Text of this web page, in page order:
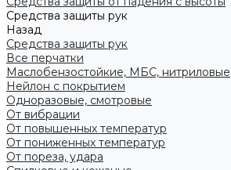
Средства защиты рук
Назад
Средства защиты рук
Все перчатки
Маслобензостойкие, МБС, нитриловые
Нейлон с покрытием
Одноразовые, смотровые
От вибрации
От повышенных температур
От пониженных температур
От пореза, удара